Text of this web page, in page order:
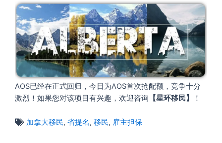
AOS已经在正式回归，今日为AOS首次抢配额，竞争十分
激烈！如果您对该项目有兴趣，欢迎咨询 【星环移民】 ！
加拿大移民,省提名,移民, 雇主担保